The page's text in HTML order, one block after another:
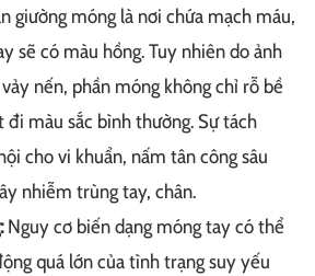
giường móng là nơi chứa mạch máu,
sẽ có màu hồng. Tuy nhiên do ảnh
nến, phần móng không chỉ rỗ bề
màu sắc bình thường. Sự tách
cho vi khuẩn, nấm tân công sâu
nhiễm trùng tay, chân.
Nguy cơ biến dạng móng tay có thể
quá lớn của tình trạng suy yếu